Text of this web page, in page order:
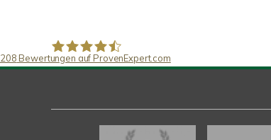
208 Bewertungen auf ProvenExpert.com